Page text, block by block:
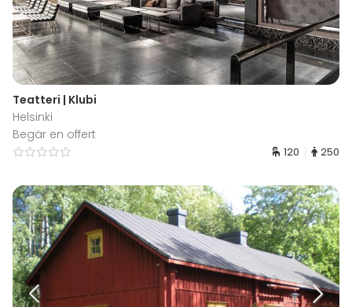
Teatteri | Klubi
Helsinki
Begär en offert
120 250